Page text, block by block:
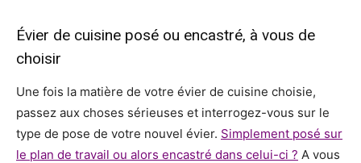
Évier de cuisine posé ou encastré, à vous de
choisir
Une fois la matière de votre évier de cuisine choisie,
passez aux choses sérieuses et interrogez-vous sur le
type de pose de votre nouvel évier. Simplement posé sur
le plan de travail ou alors encastré dans celui-ci ? A vous